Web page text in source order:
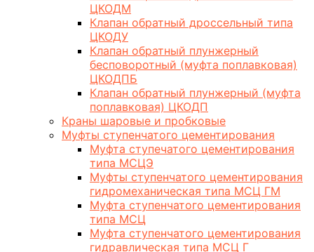
ЦКОДМ
Клапан обратный дроссельный типа
ЦКОДУ
Клапан обратный плунжерный
бесповоротный (муфта поплавковая)
ЦКОДПБ
Клапан обратный плунжерный (муфта
поплавковая) ЦКОДП
Краны шаровые и пробковые
Муфты ступенчатого цементирования
Муфта ступечатого цементирования
типа МСЦЭ
Муфты ступенчатого цементирования
гидромеханическая типа МСЦ ГМ
Муфта ступенчатого цементирования
типа МСЦ
Муфта ступенчатого цементирования
гидравлическая типа МСЦ Г